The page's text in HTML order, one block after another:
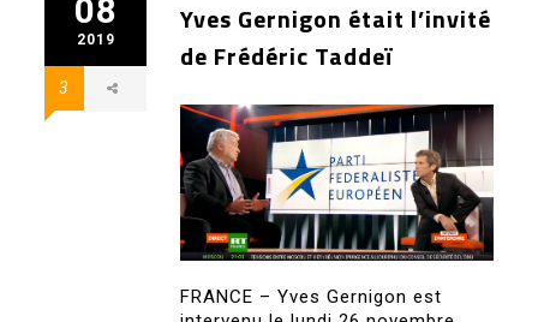
08
2019
3
Yves Gernigon était l’invité
de Frédéric Taddeï
FRANCE – Yves Gernigon est